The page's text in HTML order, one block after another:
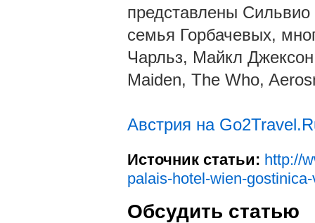
представлены Сильвио
семья Горбачевых,
Чарльз, Майкл
Maiden, The Who,
Австрия на
Источник статьи: http://
palais-hotel-wien-
Обсудить статью